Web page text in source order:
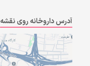
آدرس داروخانه روی نقشه